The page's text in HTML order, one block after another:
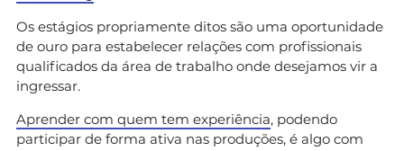
Os estágios propriamente ditos são uma oportunidade
de ouro para estabelecer relações com profissionais
qualificados da área de trabalho onde desejamos vir a
ingressar.
Aprender com quem tem experiência, podendo
participar de forma ativa nas produções, é algo com